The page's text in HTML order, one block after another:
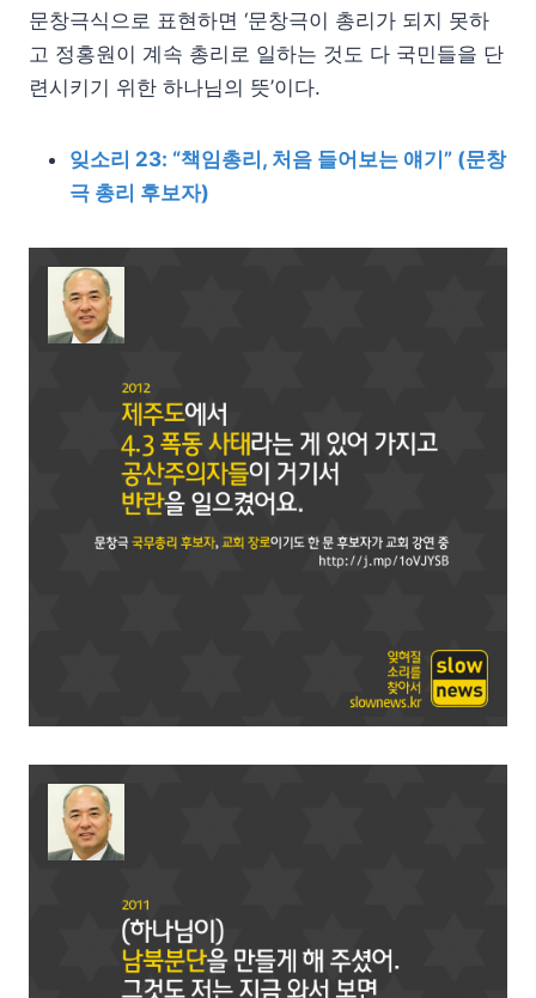
문창극식으로 표현하면 ‘문창극이 총리가 되지 못하
고 정홍원이 계속 총리로 일하는 것도 다 국민들을 단
련시키기 위한 하나님의 뜻’이다.
잊소리 23: “책임총리, 처음 들어보는 얘기” (문창
극 총리 후보자)